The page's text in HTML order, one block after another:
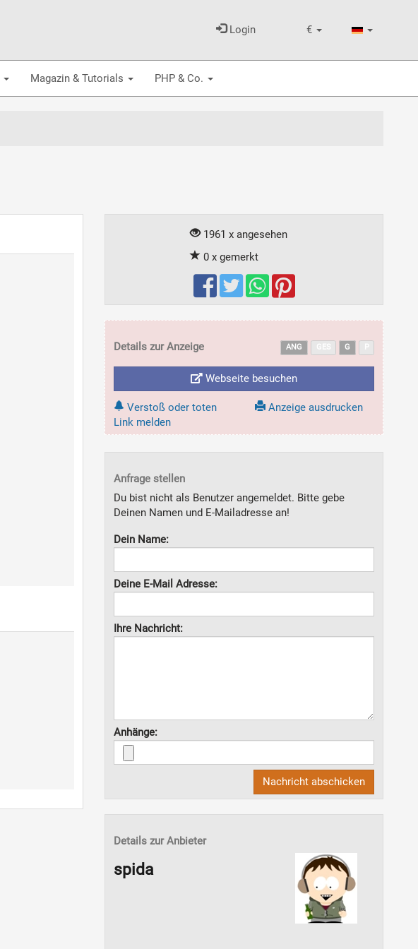
€
Login
Magazin & Tutorials PHP & Co.
1961 x angesehen
0 x gemerkt
Details zur Anzeige ANG G
Webseite besuchen
Verstoß oder toten
Link melden
Anzeige ausdrucken
Anfrage stellen
Du bist nicht als Benutzer angemeldet. Bitte gebe
Deinen Namen und E-Mailadresse an!
Dein Name:
Deine E-Mail Adresse:
Ihre Nachricht:
Anhänge:
Nachricht abschicken
Details zur Anbieter
spida